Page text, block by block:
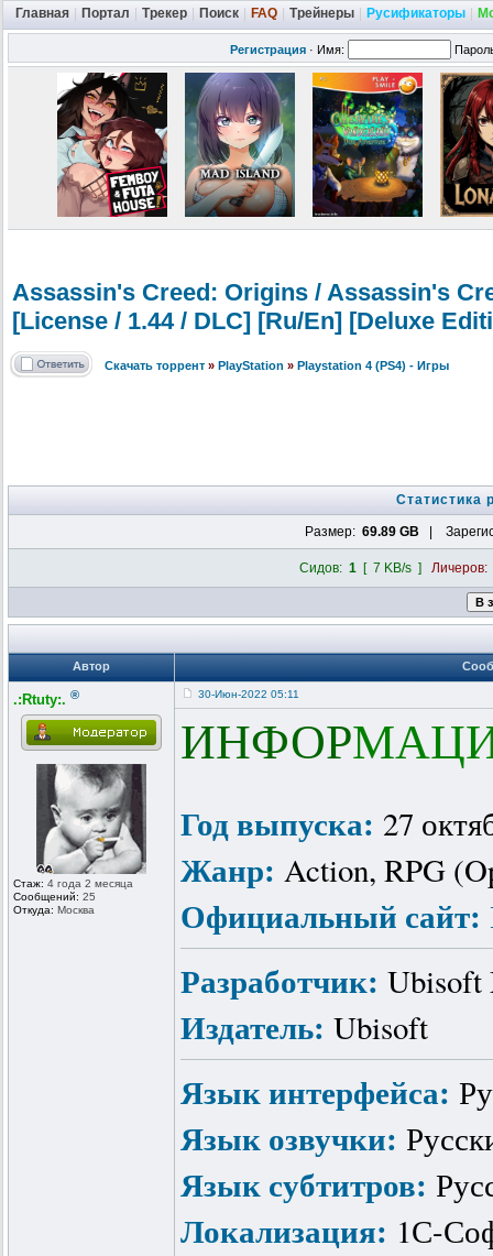
Главная Портал Трекер Поиск FAQ Трейнеры Русификаторы
Регистрация · Имя:
Assassin's Creed: Origins / Assassin's
[License / 1.44 / DLC] [Ru/En] [Deluxe
Скачать торрент » PlayStation » Playstation 4 (PS4) - Игры
Статистика
Размер: 69.89 GB |
Сидов: 1 [ 7 KB/s ] Личеров:
Автор
.:Rtuty:. ®
Стаж: 4 года 2 месяца
Сообщений: 25
Откуда: Москва
30-Июн-2022 05:11
ИНФОР
Год выпуска: 27
Жанр: Action, RPG
Официальный сайт:
Разработчик: Ubisoft
Издатель: Ubisoft
Язык интерфейса:
Язык озвучки:
Язык субтитров:
Локализация: 1С-